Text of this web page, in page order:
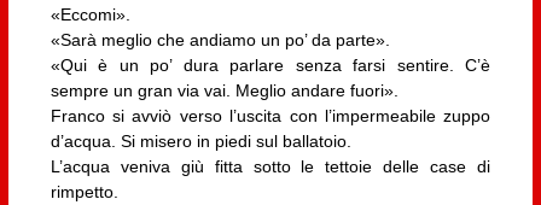
«Eccomi».
«Sarà meglio che andiamo un po’ da parte».
«Qui è un po’ dura parlare senza farsi sentire. C’è
sempre un gran via vai. Meglio andare fuori».
Franco si avviò verso l’uscita con l’impermeabile zuppo
d’acqua. Si misero in piedi sul ballatoio.
L’acqua veniva giù fitta sotto le tettoie delle case di
rimpetto.